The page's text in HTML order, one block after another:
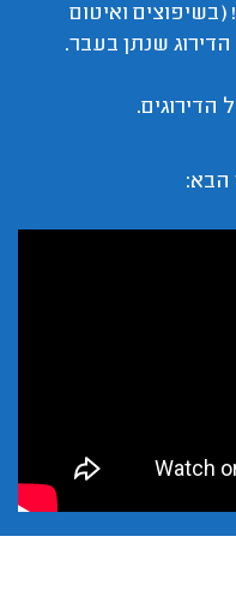
ואיטום
שנתן בעבר.
הדירוגים.
הבא: